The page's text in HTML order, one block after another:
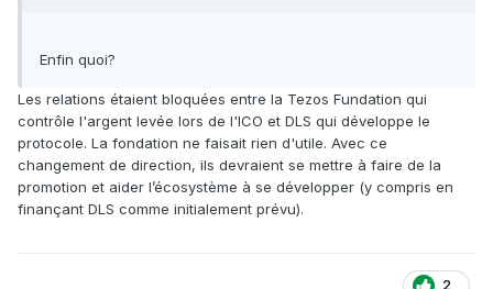
Enfin quoi?
Les relations étaient bloquées entre la Tezos Fundation qui
contrôle l'argent levée lors de l'ICO et DLS qui développe le
protocole. La fondation ne faisait rien d'utile. Avec ce
changement de direction, ils devraient se mettre à faire de la
promotion et aider l’écosystème à se développer (y compris en
finançant DLS comme initialement prévu).
2